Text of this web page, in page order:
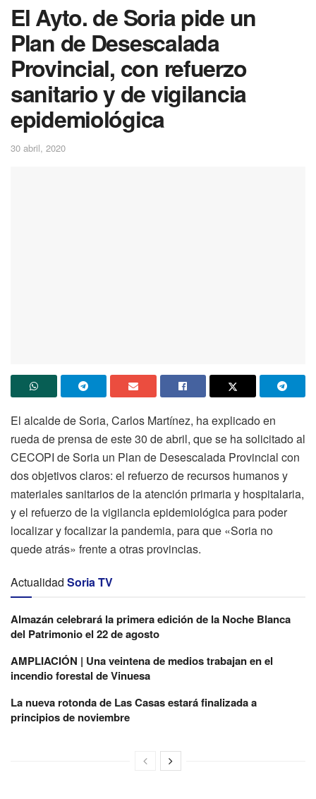
El Ayto. de Soria pide un
Plan de Desescalada
Provincial, con refuerzo
sanitario y de vigilancia
epidemiológica
30 abril, 2020
El alcalde de Soria, Carlos Martínez, ha explicado en
rueda de prensa de este 30 de abril, que se ha solicitado al
CECOPI de Soria un Plan de Desescalada Provincial con
dos objetivos claros: el refuerzo de recursos humanos y
materiales sanitarios de la atención primaria y hospitalaria,
y el refuerzo de la vigilancia epidemiológica para poder
localizar y focalizar la pandemia, para que «Soria no
quede atrás» frente a otras provincias.
Actualidad Soria TV
Almazán celebrará la primera edición de la Noche Blanca
del Patrimonio el 22 de agosto
AMPLIACIÓN | Una veintena de medios trabajan en el
incendio forestal de Vinuesa
La nueva rotonda de Las Casas estará finalizada a
principios de noviembre